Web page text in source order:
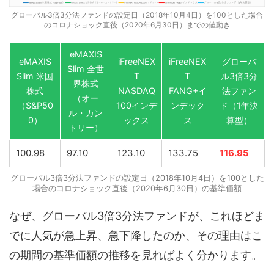
グローバル3倍3分法ファンドの設定日（2018年10月4日）を100とした場合
のコロナショック直後（2020年6月30日）までの値動き
eMAXIS
Slim 米国
株式
（S&P50
0）
eMAXIS
Slim 全世
界株式
（オー
ル・カン
トリー）
iFreeNEX
T
NASDAQ
100インデ
ックス
iFreeNEX
T
FANG+イ
ンデック
ス
グローバ
ル3倍3分
法ファン
ド（1年決
算型）
100.98 97.10 123.10 133.75 116.95
グローバル3倍3分法ファンドの設定日（2018年10月4日）を100とした
場合のコロナショック直後（2020年6月30日）の基準価額
なぜ、グローバル3倍3分法ファンドが、これほどま
でに人気が急上昇、急下降したのか、その理由はこ
の期間の基準価額の推移を見ればよく分かります。